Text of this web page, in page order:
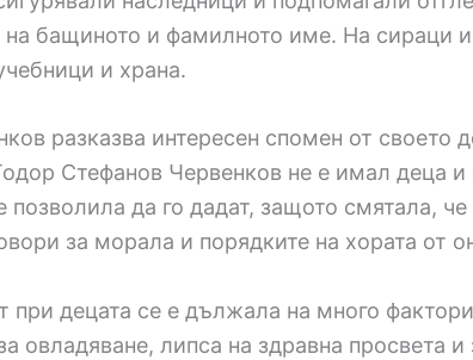
на бащиното и фамилното име. На сираци
и храна.
разказва интересен спомен от
Стефанов Червенков не е имал деца
позволила да го дадат, защото смятала,
за морала и порядките на хората от
при децата се е дължала на много
овладяване, липса на здравна просвета